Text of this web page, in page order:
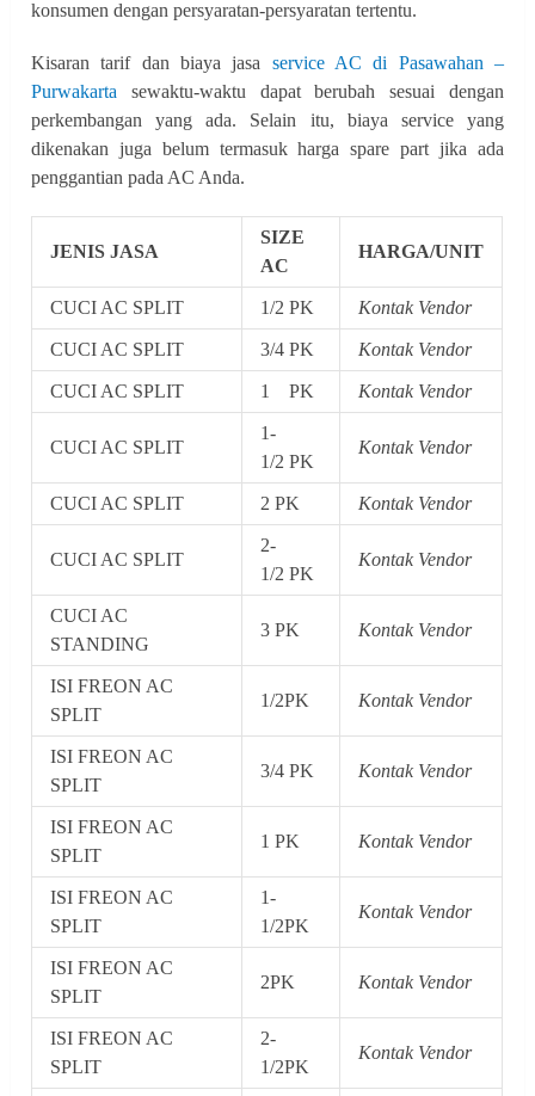
konsumen dengan persyaratan-persyaratan tertentu.
Kisaran tarif dan biaya jasa service AC di Pasawahan –
Purwakarta sewaktu-waktu dapat berubah sesuai dengan
perkembangan yang ada. Selain itu, biaya service yang
dikenakan juga belum termasuk harga spare part jika ada
penggantian pada AC Anda.
JENIS JASA
SIZE
AC
HARGA/UNIT
CUCI AC SPLIT 1/2 PK Kontak Vendor
CUCI AC SPLIT 3/4 PK Kontak Vendor
CUCI AC SPLIT 1 PK Kontak Vendor
CUCI AC SPLIT
1-
1/2 PK
Kontak Vendor
CUCI AC SPLIT 2 PK Kontak Vendor
CUCI AC SPLIT
2-
1/2 PK
Kontak Vendor
CUCI AC
STANDING
3 PK Kontak Vendor
ISI FREON AC
SPLIT
1/2PK Kontak Vendor
ISI FREON AC
SPLIT
3/4 PK Kontak Vendor
ISI FREON AC
SPLIT
1 PK Kontak Vendor
ISI FREON AC
SPLIT
1-
1/2PK
Kontak Vendor
ISI FREON AC
SPLIT
2PK Kontak Vendor
ISI FREON AC
SPLIT
2-
1/2PK
Kontak Vendor